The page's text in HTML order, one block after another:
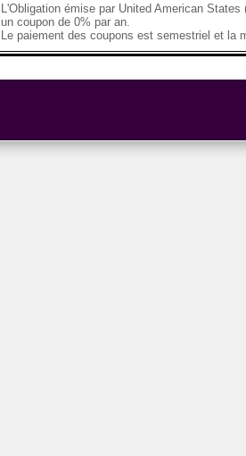
L'Obligation émise par United American
un coupon de 0% par an.
Le paiement des coupons est semestriel et la